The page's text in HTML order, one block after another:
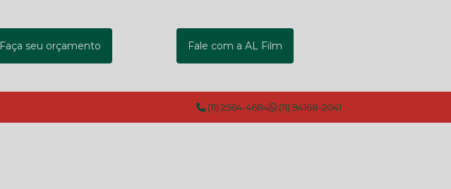
Faça seu orçamento Fale com a AL Film
(11) 2564-4684 (11) 94168-2041